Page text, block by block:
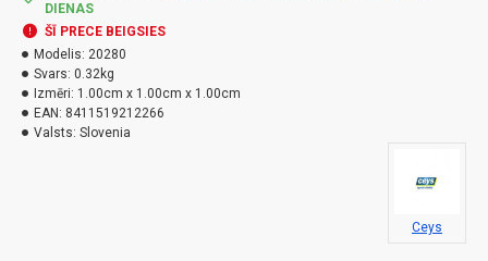
DIENAS
ŠĪ PRECE BEIGSIES
Modelis: 20280
Svars: 0.32kg
Izmēri: 1.00cm x 1.00cm x 1.00cm
EAN: 8411519212266
Valsts: Slovenia
Ceys